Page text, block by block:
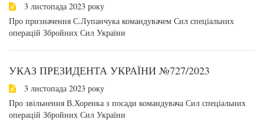
3 листопада 2023 року
Про призначення С.Лупанчука командувачем Сил спеціальних
операцій Збройних Сил України
УКАЗ ПРЕЗИДЕНТА УКРАЇНИ №727/2023
3 листопада 2023 року
Про звільнення В.Хоренка з посади командувача Сил спеціальних
операцій Збройних Сил України